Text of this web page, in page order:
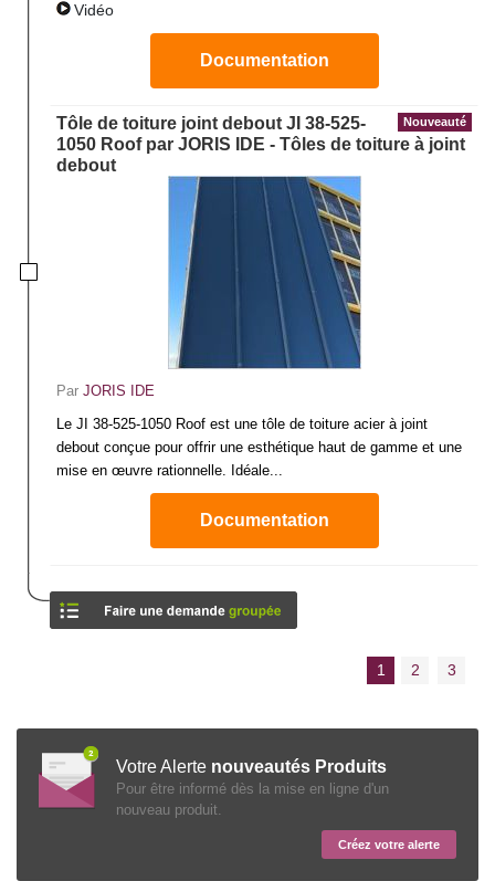
Vidéo
Documentation
Nouveauté
Tôle de toiture joint debout JI 38-525-
1050 Roof par JORIS IDE - Tôles de toiture à joint
debout
Par JORIS IDE
Le JI 38-525-1050 Roof est une tôle de toiture acier à joint
debout conçue pour offrir une esthétique haut de gamme et une
mise en œuvre rationnelle. Idéale...
Documentation
1 2 3
Votre Alerte nouveautés Produits
Pour être informé dès la mise en ligne d'un
nouveau produit.
Créez votre alerte